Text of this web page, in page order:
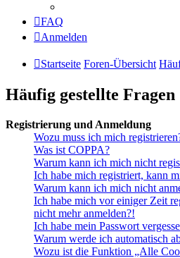
FAQ
Anmelden
Startseite Foren-Übersicht
Häufig gestellte Fragen
Registrierung und Anmeldung
Wozu muss ich mich
Was ist COPPA?
Warum kann ich mich nicht
Ich habe mich registriert, kann
Warum kann ich mich nicht
Ich habe mich vor einiger Zeit
nicht mehr anmelden?!
Ich habe mein Passwort
Warum werde ich automatisch
Wozu ist die Funktion „Alle